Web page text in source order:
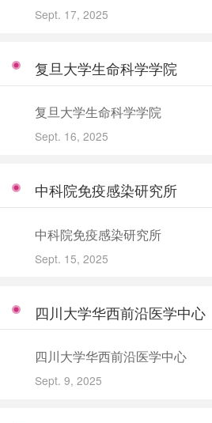
Sept. 17, 2025
复旦大学生命科学学院
复旦大学生命科学学院
Sept. 16, 2025
中科院免疫感染研究所
中科院免疫感染研究所
Sept. 15, 2025
四川大学华西前沿医学中心
四川大学华西前沿医学中心
Sept. 9, 2025